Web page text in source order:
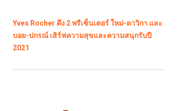
Yves Rocher ดึง 2 พรีเซ็นเตอร์ ใหม่-ดาวิกา และ
บอย-ปกรณ์ เสิร์ฟความสุขและความสนุกรับปี
2021